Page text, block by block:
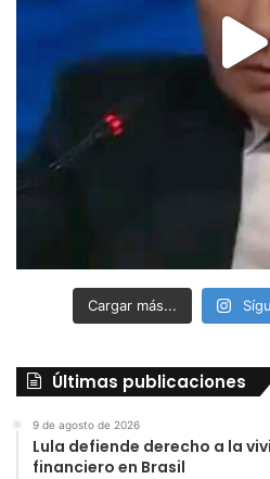
Cargar más...
Últimas publicaciones
9 de agosto de 2026
Lula defiende derecho a la
financiero en Brasil